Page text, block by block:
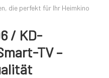
die perfekt für Ihr Heimkino
/ KD-
TV –